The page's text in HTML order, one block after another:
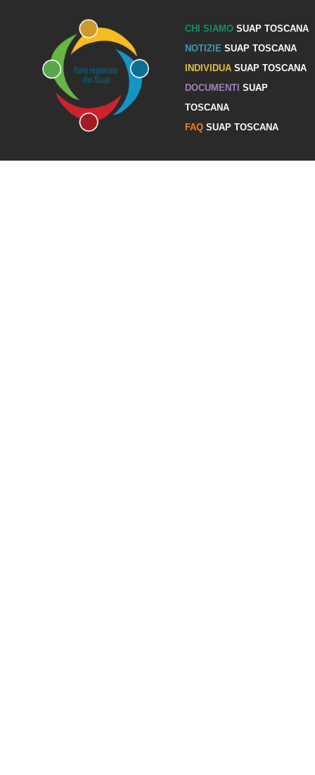
CHI SIAMOSUAP TOSCANA
NOTIZIE SUAP TOSCANA
INDIVIDUASUAP TOSCANA
DOCUMENTI SUAP
TOSCANA
FAQSUAP TOSCANA